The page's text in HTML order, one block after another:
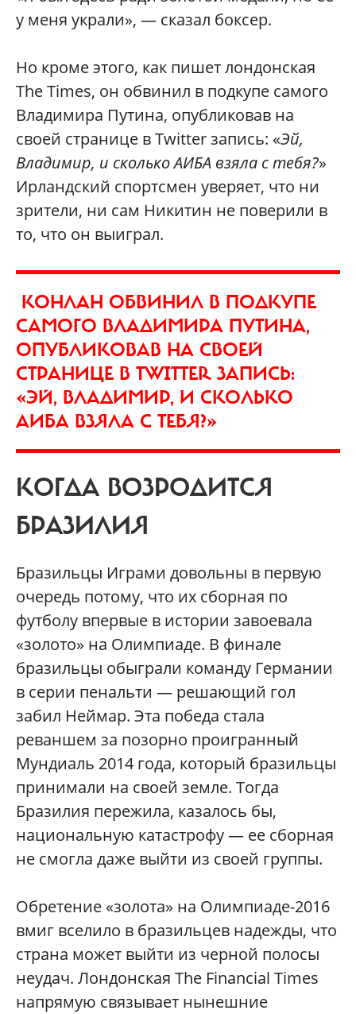
у меня украли», — сказал боксер.
Но кроме этого, как пишет лондонская
The Times, он обвинил в подкупе самого
Владимира Путина, опубликовав на
своей странице в Twitter запись: «Эй,
Владимир, и сколько АИБА взяла с тебя?»
Ирландский спортсмен уверяет, что ни
зрители, ни сам Никитин не поверили в
то, что он выиграл.
КОНЛАН ОБВИНИЛ В ПОДКУПЕ
САМОГО ВЛАДИМИРА ПУТИНА,
ОПУБЛИКОВАВ НА СВОЕЙ
СТРАНИЦЕ В TWITTER ЗАПИСЬ:
«ЭЙ, ВЛАДИМИР, И СКОЛЬКО
АИБА ВЗЯЛА С ТЕБЯ?»
КОГДА ВОЗРОДИТСЯ
БРАЗИЛИЯ
Бразильцы Играми довольны в первую
очередь потому, что их сборная по
футболу впервые в истории завоевала
«золото» на Олимпиаде. В финале
бразильцы обыграли команду Германии
в серии пенальти — решающий гол
забил Неймар. Эта победа стала
реваншем за позорно проигранный
Мундиаль 2014 года, который бразильцы
принимали на своей земле. Тогда
Бразилия пережила, казалось бы,
национальную катастрофу — ее cборная
не смогла даже выйти из своей группы.
Обретение «золота» на Олимпиаде-2016
вмиг вселило в бразильцев надежды, что
страна может выйти из черной полосы
неудач. Лондонская The Financial Times
напрямую связывает нынешние